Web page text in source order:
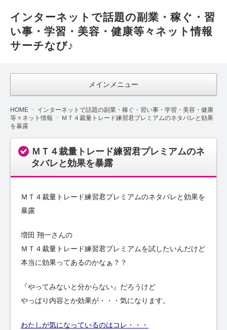
インターネットで話題の副業・稼ぐ・習
い事・学習・美容・健康等々ネット情報
サーチなび♪
メインメニュー
HOME
インターネットで話題の副業・稼ぐ・習い事・学習・美容・健康
等々ネット情報
ＭＴ４裁量トレード練習君プレミアムのネタバレと効果
を暴露
ＭＴ４裁量トレード練習君プレミアムのネ
タバレと効果を暴露
ＭＴ４裁量トレード練習君プレミアムのネタバレと効果を
暴露
増田 翔一さんの
ＭＴ４裁量トレード練習君プレミアムを試したいんだけど
本当に効果ってあるのかなぁ？？
『やってみないと分からない』だろうけど
やっぱり内容とか効果が・・・気になります。
わたしが気になっているのはコレ・・・